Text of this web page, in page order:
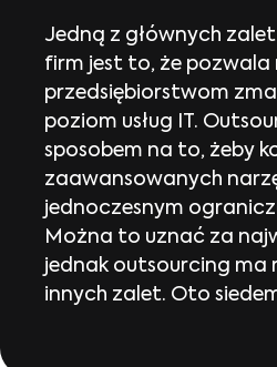
Jedną z głównych
firm jest to, że pozwala
przedsiębiorstwom
poziom usług IT.
sposobem na to, żeby
zaawansowanych
jednoczesnym
Można to uznać za
jednak outsourcing ma
innych zalet. Oto